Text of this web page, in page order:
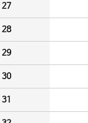
27
28
29
30
31